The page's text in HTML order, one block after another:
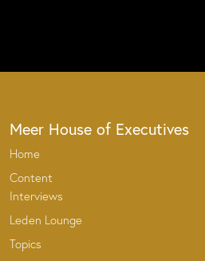
Meer House of Executives
Home
Content
Interviews
Leden Lounge
Topics